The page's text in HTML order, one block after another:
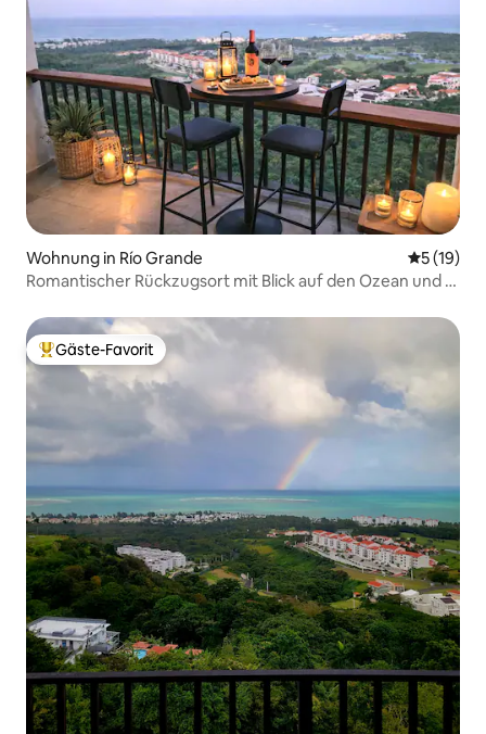
Wohnung in Río Grande
5 (19)
Romantischer Rückzugsort mit Blick auf den Ozean und El
Beliebter Gäste-Favorit.
Gäste-Favorit